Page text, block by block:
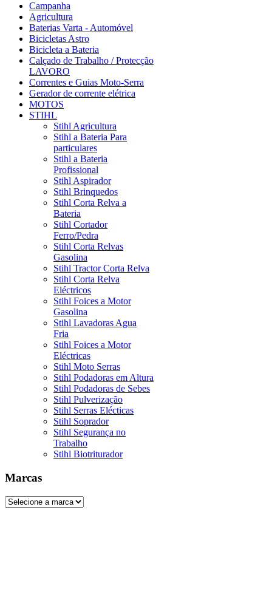
Campanha
Agricultura
Baterias Varta - Automóvel
Bicicletas Astro
Bicicleta a Bateria
Calçado de Trabalho / Protecção
LAVORO
Correntes e Guias Moto-Serra
Gerador de corrente elétrica
MOTOS
STIHL
Stihl Agricultura
Stihl a Bateria Para
particulares
Stihl a Bateria
Profissional
Stihl Aspirador
Stihl Brinquedos
Stihl Corta Relva a
Bateria
Stihl Cortador
Ferro/Pedra
Stihl Corta Relvas
Gasolina
Stihl Tractor Corta Relva
Stihl Corta Relva
Eléctricos
Stihl Foices a Motor
Gasolina
Stihl Lavadoras Agua
Fria
Stihl Foices a Motor
Eléctricas
Stihl Moto Serras
Stihl Podadoras em Altura
Stihl Podadoras de Sebes
Stihl Pulverização
Stihl Serras Elécticas
Stihl Soprador
Stihl Segurança no
Trabalho
Stihl Biotriturador
Marcas